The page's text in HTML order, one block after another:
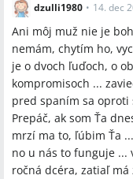
dzulli1980 • 14. dec
Ani môj muž nie je
nemám, chytím ho,
je o dvoch ľuďoch, o
kompromisoch ...
pred spaním sa oproti
Prepáč, ak som Ťa
mrzí ma to, ľúbim Ťa
no u nás to funguje ...
ročná dcéra, zatiaľ